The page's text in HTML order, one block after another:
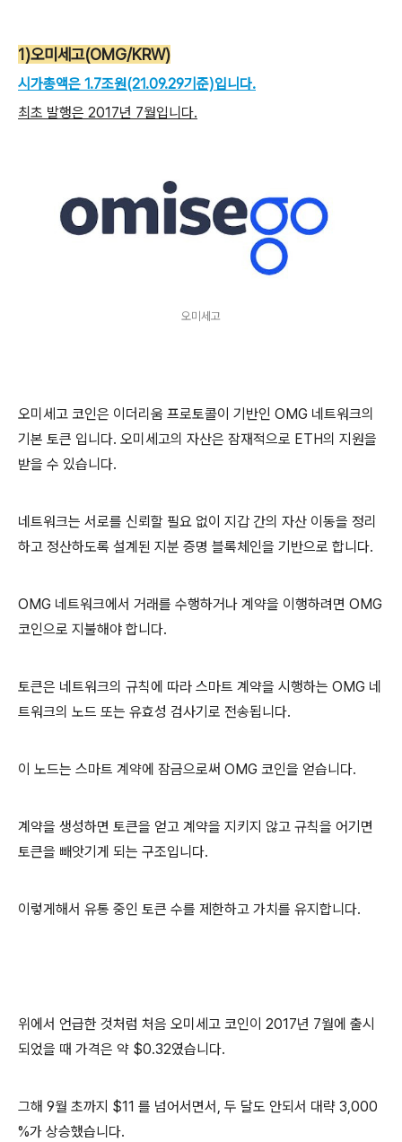
1)오미세고(OMG/KRW)
시가총액은 1.7조원(21.09.29기준)입니다.
최초 발행은 2017년 7월입니다.
오미세고
오미세고 코인은 이더리움 프로토콜이 기반인 OMG 네트워크의
기본 토큰 입니다. 오미세고의 자산은 잠재적으로 ETH의 지원을
받을 수 있습니다.
네트워크는 서로를 신뢰할 필요 없이 지갑 간의 자산 이동을 정리
하고 정산하도록 설계된 지분 증명 블록체인을 기반으로 합니다.
OMG 네트워크에서 거래를 수행하거나 계약을 이행하려면 OMG
코인으로 지불해야 합니다.
토큰은 네트워크의 규칙에 따라 스마트 계약을 시행하는 OMG 네
트워크의 노드 또는 유효성 검사기로 전송됩니다.
이 노드는 스마트 계약에 잠금으로써 OMG 코인을 얻습니다.
계약을 생성하면 토큰을 얻고 계약을 지키지 않고 규칙을 어기면
토큰을 빼앗기게 되는 구조입니다.
이렇게해서 유통 중인 토큰 수를 제한하고 가치를 유지합니다.
위에서 언급한 것처럼 처음 오미세고 코인이 2017년 7월에 출시
되었을 때 가격은 약 $0.32였습니다.
그해 9월 초까지 $11 를 넘어서면서, 두 달도 안되서 대략 3,000
%가 상승했습니다.